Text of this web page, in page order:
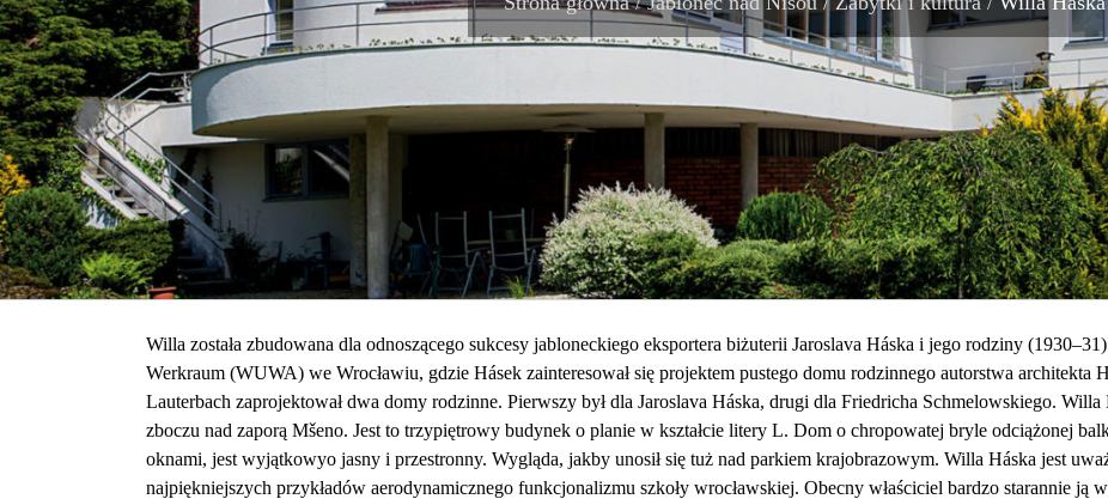
Willa została zbudowana dla odnoszącego sukcesy jabloneckiego eksportera biżuterii Jaroslava Háska i jego rodziny
Werkraum (WUWA) we Wrocławiu, gdzie Hásek zainteresował się projektem pustego domu rodzinnego autorstwa architekta
Lauterbach zaprojektował dwa domy rodzinne. Pierwszy był dla Jaroslava Háska, drugi dla Friedricha Schmelowskiego. Willa
zboczu nad zaporą Mšeno. Jest to trzypiętrowy budynek o planie w kształcie litery L. Dom o chropowatej bryle odciążonej
oknami, jest wyjątkowyo jasny i przestronny. Wygląda, jakby unosił się tuż nad parkiem krajobrazowym. Willa Háska jest
najpiękniejszych przykładów aerodynamicznego funkcjonalizmu szkoły wrocławskiej. Obecny właściciel bardzo starannie ją